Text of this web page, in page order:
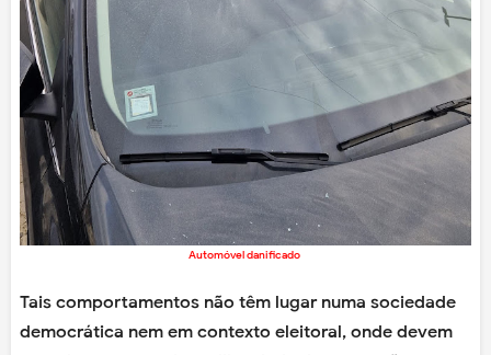
Automóvel danificado
Tais comportamentos não têm lugar numa sociedade
democrática nem em contexto eleitoral, onde devem